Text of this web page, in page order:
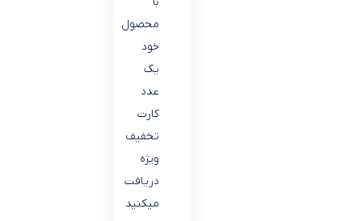
محصول
خود
یک
عدد
کارت
تخفیف
ویژه
دریافت
میکنید